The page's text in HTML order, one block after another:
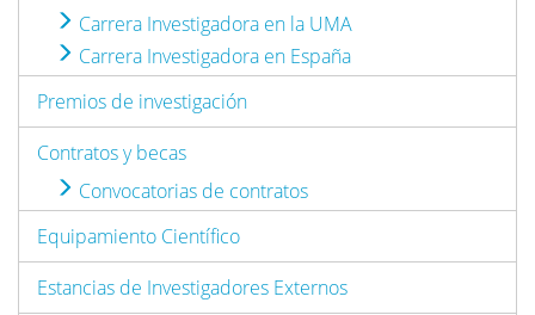
Carrera Investigadora en la UMA
Carrera Investigadora en España
Premios de investigación
Contratos y becas
Convocatorias de contratos
Equipamiento Científico
Estancias de Investigadores Externos